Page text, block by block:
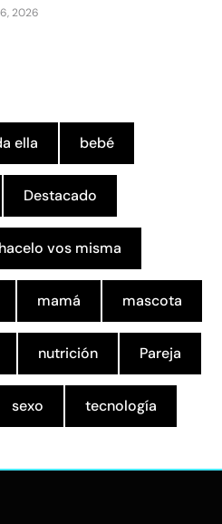
2026
ella bebé
Destacado
hacelo vos misma
mamá mascota
nutrición Pareja
sexo tecnología